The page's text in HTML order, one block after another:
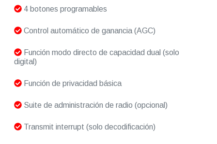
4 botones programables
Control automático de ganancia (AGC)
Función modo directo de capacidad dual (solo
digital)
Función de privacidad básica
Suite de administración de radio (opcional)
Transmit interrupt (solo decodificación)